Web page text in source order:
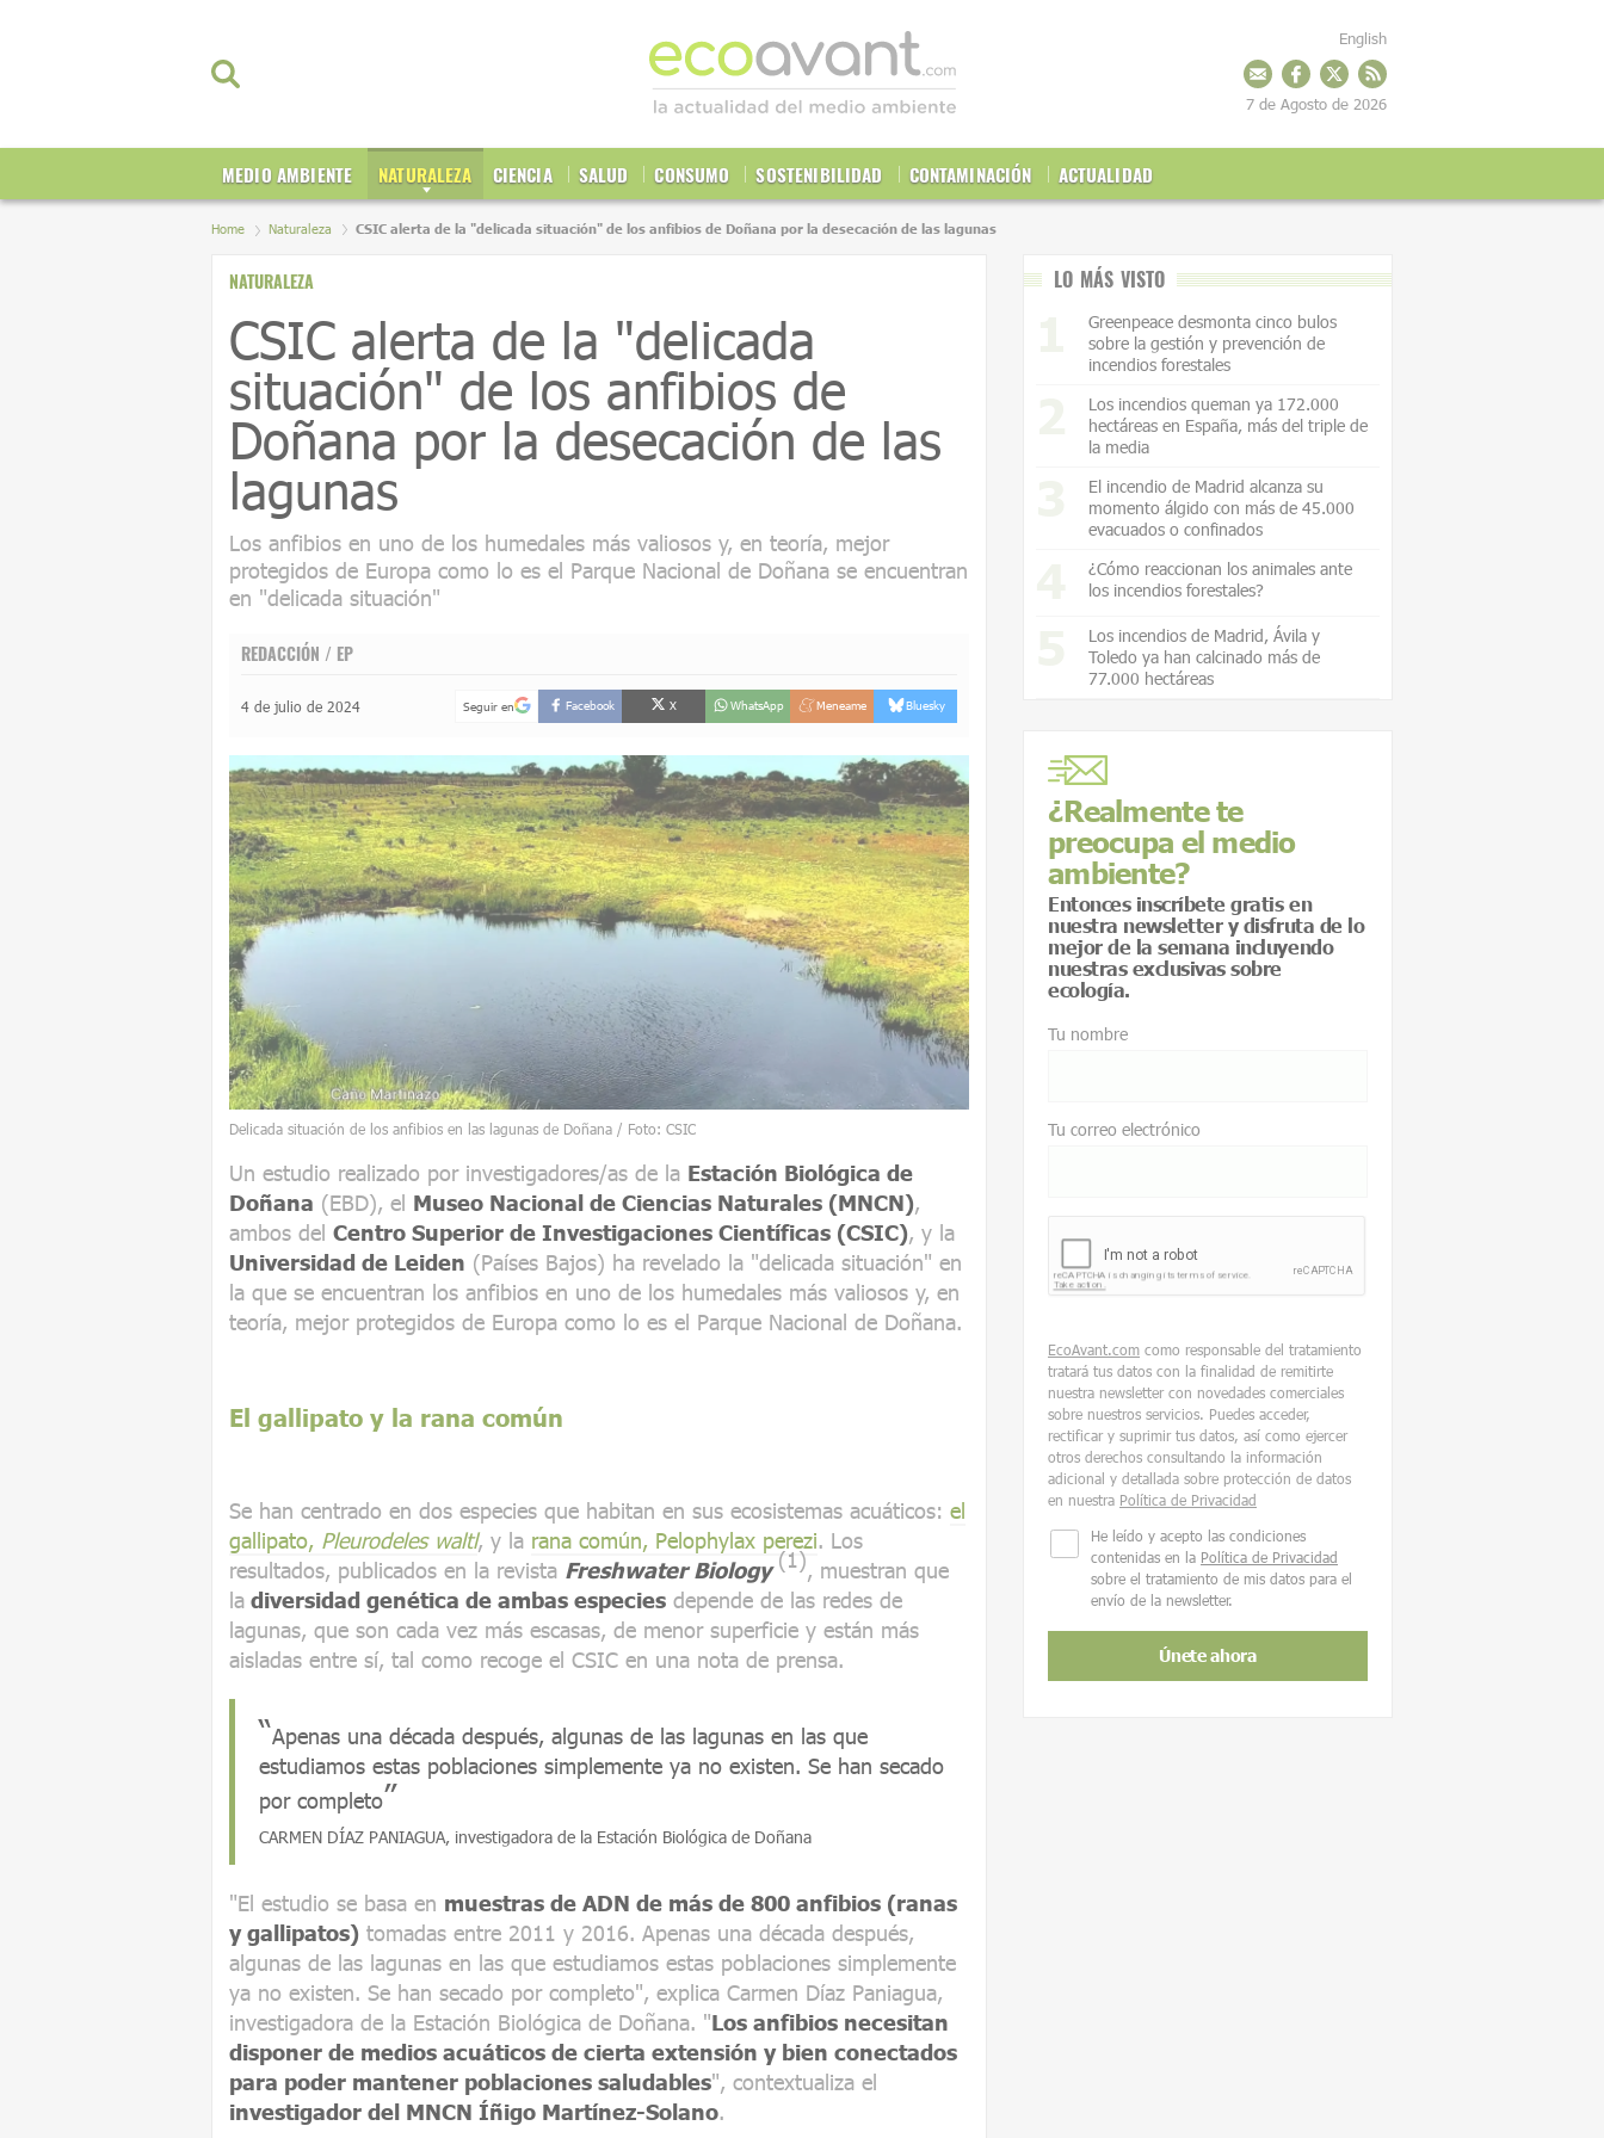
MEDIO AMBIENTE NATURALEZA CIENCIA SALUD CONSUMO SOSTENIBILIDAD CONTAMINACIÓN ACTUALIDAD
English
7 de Agosto de 2026
Home Naturaleza CSIC alerta de la "delicada situación" de los anfibios de Doñana por la desecación de las lagunas
NATURALEZA
CSIC alerta de la "delicada
situación" de los anfibios de
Doñana por la desecación de las
lagunas
Los anfibios en uno de los humedales más valiosos y, en teoría, mejor
protegidos de Europa como lo es el Parque Nacional de Doñana se encuentran
en "delicada situación"
REDACCIÓN / EP
4 de julio de 2024 Seguir en Facebook X WhatsApp Meneame Bluesky
Delicada situación de los anfibios en las lagunas de Doñana / Foto: CSIC
Un estudio realizado por investigadores/as de la Estación Biológica de
Doñana (EBD), el Museo Nacional de Ciencias Naturales (MNCN),
ambos del Centro Superior de Investigaciones Científicas (CSIC), y la
Universidad de Leiden (Países Bajos) ha revelado la "delicada situación" en
la que se encuentran los anfibios en uno de los humedales más valiosos y, en
teoría, mejor protegidos de Europa como lo es el Parque Nacional de Doñana.
El gallipato y la rana común
Se han centrado en dos especies que habitan en sus ecosistemas acuáticos: el
gallipato, Pleurodeles waltl, y la rana común, Pelophylax perezi. Los
resultados, publicados en la revista Freshwater Biology (1), muestran que
la diversidad genética de ambas especies depende de las redes de
lagunas, que son cada vez más escasas, de menor superficie y están más
aisladas entre sí, tal como recoge el CSIC en una nota de prensa.
Apenas una década después, algunas de las lagunas en las que
estudiamos estas poblaciones simplemente ya no existen. Se han secado
por completo
CARMEN DÍAZ PANIAGUA, investigadora de la Estación Biológica de Doñana
"El estudio se basa en muestras de ADN de más de 800 anfibios (ranas
y gallipatos) tomadas entre 2011 y 2016. Apenas una década después,
algunas de las lagunas en las que estudiamos estas poblaciones simplemente
ya no existen. Se han secado por completo", explica Carmen Díaz Paniagua,
investigadora de la Estación Biológica de Doñana. "Los anfibios necesitan
disponer de medios acuáticos de cierta extensión y bien conectados
para poder mantener poblaciones saludables", contextualiza el
investigador del MNCN Íñigo Martínez-Solano.
LO MÁS VISTO
Greenpeace desmonta cinco bulos
sobre la gestión y prevención de
incendios forestales
Los incendios queman ya 172.000
hectáreas en España, más del triple de
la media
El incendio de Madrid alcanza su
momento álgido con más de 45.000
evacuados o confinados
¿Cómo reaccionan los animales ante
los incendios forestales?
Los incendios de Madrid, Ávila y
Toledo ya han calcinado más de
77.000 hectáreas
¿Realmente te
preocupa el medio
ambiente?
Entonces inscríbete gratis en
nuestra newsletter y disfruta de lo
mejor de la semana incluyendo
nuestras exclusivas sobre
ecología.
Tu nombre
Tu correo electrónico
EcoAvant.com como responsable del tratamiento
tratará tus datos con la finalidad de remitirte
nuestra newsletter con novedades comerciales
sobre nuestros servicios. Puedes acceder,
rectificar y suprimir tus datos, así como ejercer
otros derechos consultando la información
adicional y detallada sobre protección de datos
en nuestra Política de Privacidad
He leído y acepto las condiciones
contenidas en la Política de Privacidad
sobre el tratamiento de mis datos para el
envío de la newsletter.